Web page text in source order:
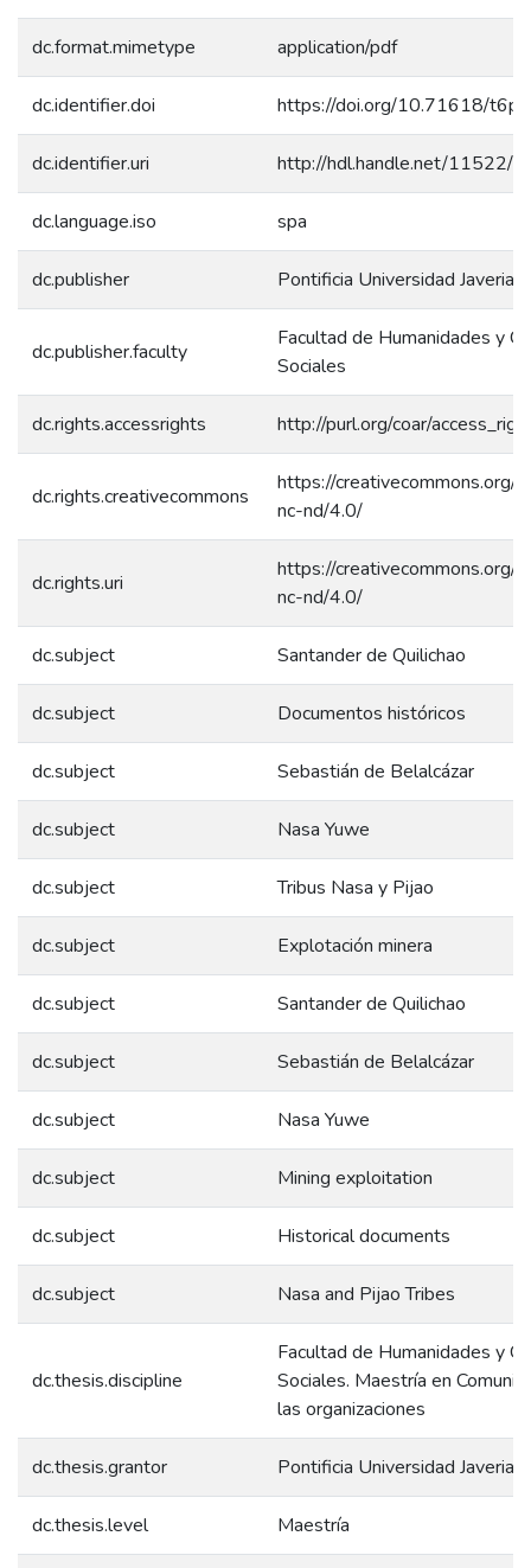
dc.format.mimetype application/pdf
dc.identifier.doi https://doi.org/10.71618/
dc.identifier.uri http://hdl.handle.net/11522/
dc.language.iso spa
dc.publisher Pontificia Universidad
dc.publisher.faculty
Facultad de Humanidades y
Sociales
dc.rights.accessrights http://purl.org/coar/
dc.rights.creativecommons
https://creativecommons.org/
nc-nd/4.0/
dc.rights.uri
https://creativecommons.org/
nc-nd/4.0/
dc.subject Santander de Quilichao
dc.subject Documentos históricos
dc.subject Sebastián de Belalcázar
dc.subject Nasa Yuwe
dc.subject Tribus Nasa y Pijao
dc.subject Explotación minera
dc.subject Santander de Quilichao
dc.subject Sebastián de Belalcázar
dc.subject Nasa Yuwe
dc.subject Mining exploitation
dc.subject Historical documents
dc.subject Nasa and Pijao Tribes
dc.thesis.discipline
Facultad de Humanidades y
Sociales. Maestría en
las organizaciones
dc.thesis.grantor Pontificia Universidad
dc.thesis.level Maestría